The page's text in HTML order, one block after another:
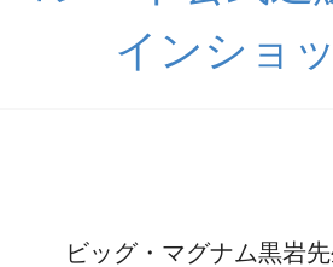
インショッ
ビッグ・マグナム黒岩